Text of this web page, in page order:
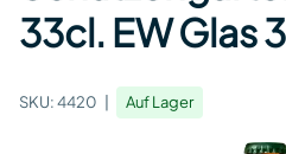
33cl. EW Glas
SKU:4420 Auf Lager